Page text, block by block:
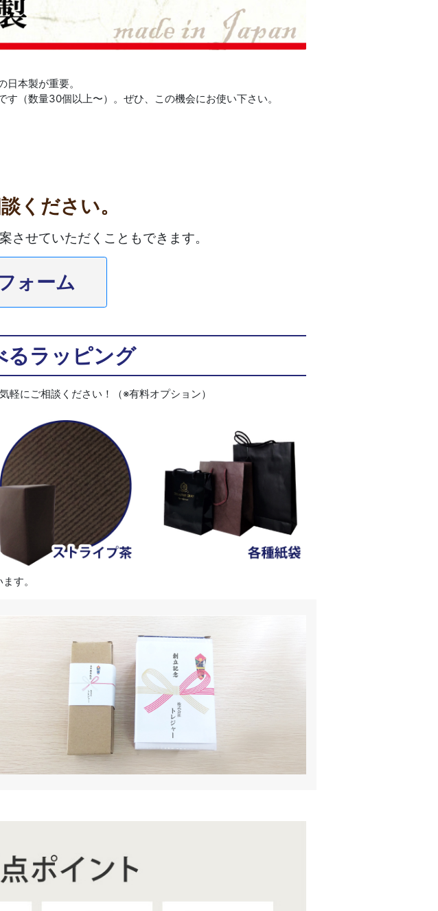
本製が重要。
（数量30個以上〜）。ぜひ、この機会にお使い下さい。
ください。
させていただくこともできます。
ォーム
るラッピング
にご相談ください！（※有料オプション）
す。